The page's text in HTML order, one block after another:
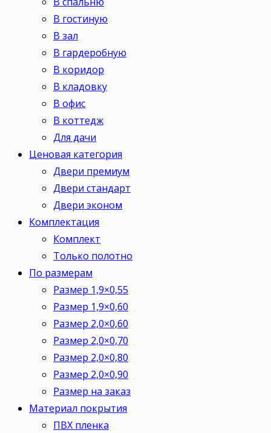
В гостиную
В зал
В гардеробную
В коридор
В кладовку
В офис
В коттедж
Для дачи
Ценовая категория
Двери премиум
Двери стандарт
Двери эконом
Комплектация
Комплект
Только полотно
По размерам
Размер 1,9×0,55
Размер 1,9×0,60
Размер 2,0×0,60
Размер 2,0×0,70
Размер 2,0×0,80
Размер 2,0×0,90
Размер на заказ
Материал покрытия
ПВХ пленка